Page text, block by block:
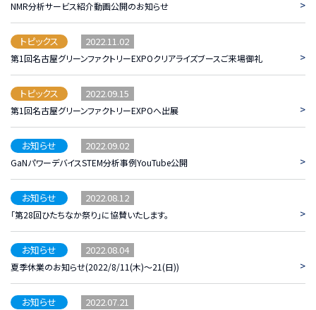
NMR分析サービス紹介動画公開のお知らせ >
トピックス 2022.11.02
第1回名古屋グリーンファクトリーEXPOクリアライズブースご来場御礼 >
トピックス 2022.09.15
第1回名古屋グリーンファクトリーEXPOへ出展 >
お知らせ 2022.09.02
GaNパワーデバイスSTEM分析事例YouTube公開 >
お知らせ 2022.08.12
「第28回ひたちなか祭り」に協賛いたします。 >
お知らせ 2022.08.04
夏季休業のお知らせ(2022/8/11(木)～21(日)) >
お知らせ 2022.07.21